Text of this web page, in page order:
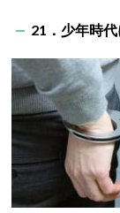
21．少年時